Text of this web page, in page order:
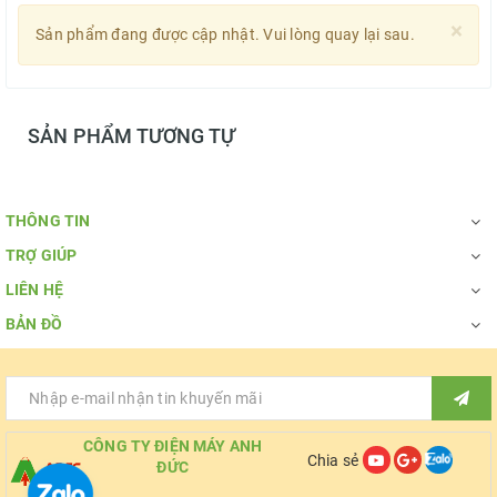
×
Sản phẩm đang được cập nhật. Vui lòng quay lại sau.
SẢN PHẨM TƯƠNG TỰ
THÔNG TIN
TRỢ GIÚP
LIÊN HỆ
BẢN ĐỒ
CÔNG TY ĐIỆN MÁY ANH
ĐỨC
Chia sẻ